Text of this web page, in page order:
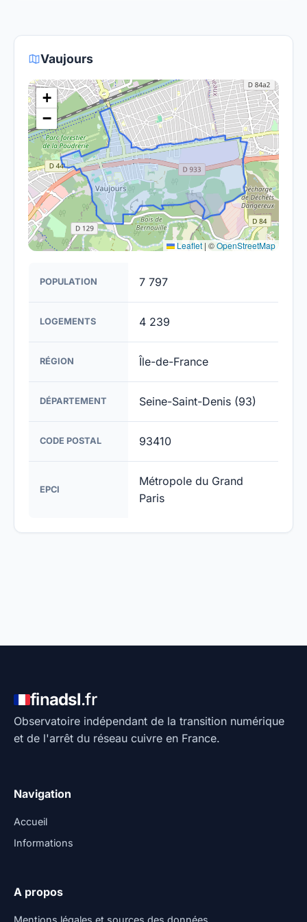
rendre la fibre optique accessible dans toute la
France. Bien que certaines zones rurales puissent
être plus difficiles à couvrir, l'objectif est de
fournir un accès à la fibre à la majorité des foyers
français d'ici 2030.
Vaujours
+
−
Leaflet | ©OpenStreetMap
POPULATION 7 797
LOGEMENTS 4 239
RÉGION Île-de-France
DÉPARTEMENT Seine-Saint-Denis (93)
CODE POSTAL 93410
EPCI
Métropole du Grand
Paris
finadsl.fr
Observatoire indépendant de la transition numérique
et de l'arrêt du réseau cuivre en France.
Navigation
Accueil
Informations
A propos
Mentions légales et sources des données